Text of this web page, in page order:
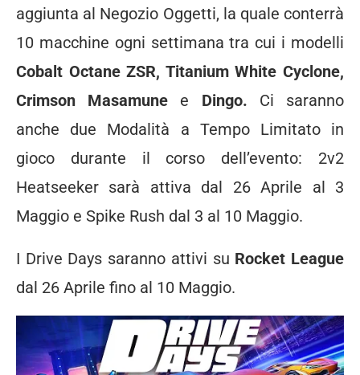
aggiunta al Negozio Oggetti, la quale conterrà
10 macchine ogni settimana tra cui i modelli
Cobalt Octane ZSR, Titanium White Cyclone,
Crimson Masamune e Dingo. Ci saranno
anche due Modalità a Tempo Limitato in
gioco durante il corso dell’evento: 2v2
Heatseeker sarà attiva dal 26 Aprile al 3
Maggio e Spike Rush dal 3 al 10 Maggio.
I Drive Days saranno attivi su Rocket League
dal 26 Aprile fino al 10 Maggio.